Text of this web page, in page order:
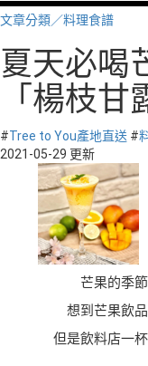
文章分類／料理食譜
夏天必喝
「楊枝
#Tree to You產地直送 #
2021-05-29 更新
芒果的季
想到芒果飲
但是飲料店一